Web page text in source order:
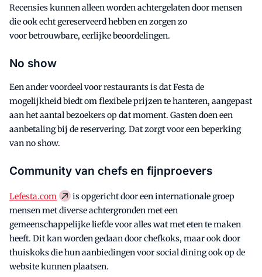
Recensies kunnen alleenworden achtergelaten door mensen
die ook echt gereserveerd hebben en zorgen zo
voorbetrouwbare, eerlijke beoordelingen.
No show
Een ander voordeel voor restaurants is dat Festa de
mogelijkheid biedt om flexibele prijzen te hanteren, aangepast
aan het aantal bezoekers op dat moment. Gasten doen een
aanbetaling bij de reservering. Dat zorgt voor een beperking
van no show.
Community van chefs en fijnproevers
Lefesta.com
is opgericht door een internationale groep
mensen met diverse achtergronden met een
gemeenschappelijke liefde voor alles wat met eten te maken
heeft. Dit kan worden gedaan door chefkoks, maar ook door
thuiskoks die hun aanbiedingen voor social dining ook op de
website kunnen plaatsen.